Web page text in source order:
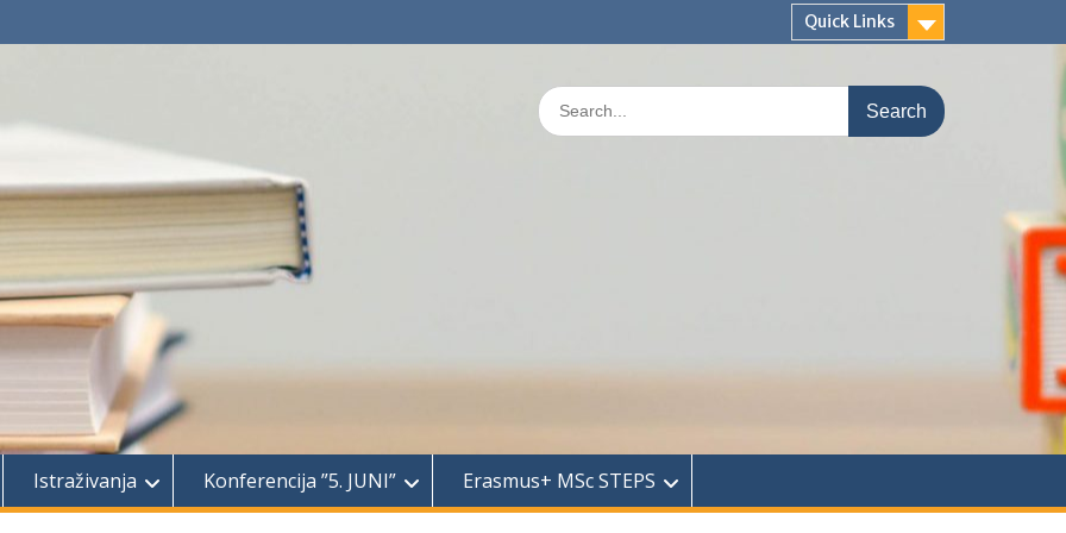
Quick Links
Search
for:
Istraživanja Konferencija ”5. JUNI” Erasmus+ MSc STEPS